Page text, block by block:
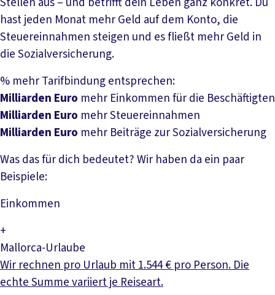
hast jeden Monat mehr Geld auf dem Konto, die
Steuereinnahmen steigen und es fließt mehr Geld in
die Sozialversicherung.
% mehr Tarifbindung entsprechen:
Milliarden Euro mehr Einkommen für die Beschäftigten
Milliarden Euro mehr Steuereinnahmen
Milliarden Euro mehr Beiträge zur Sozialversicherung
Was das für dich bedeutet? Wir haben da ein paar
Beispiele:
Einkommen
+
Mallorca-Urlaube
Wir rechnen pro Urlaub mit 1.544 € pro Person. Die
echte Summe variiert je Reiseart.